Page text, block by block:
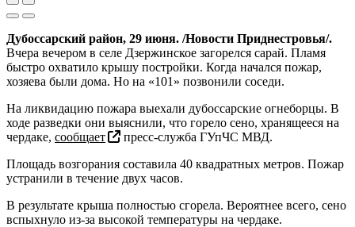
Previous
Next
Дубоссарский район, 29 июня. /Новости Приднестровья/.
Вчера вечером в селе Дзержинское загорелся сарай. Пламя
быстро охватило крышу постройки. Когда начался пожар,
хозяева были дома. Но на «101» позвонили соседи.
На ликвидацию пожара выехали дубоссарские огнеборцы. В
ходе разведки они выяснили, что горело сено, хранящееся на
чердаке, сообщает
пресс-служба ГУпЧС МВД.
Площадь возгорания составила 40 квадратных метров. Пожар
устранили в течение двух часов.
В результате крыша полностью сгорела. Вероятнее всего, сено
вспыхнуло из-за высокой температуры на чердаке.